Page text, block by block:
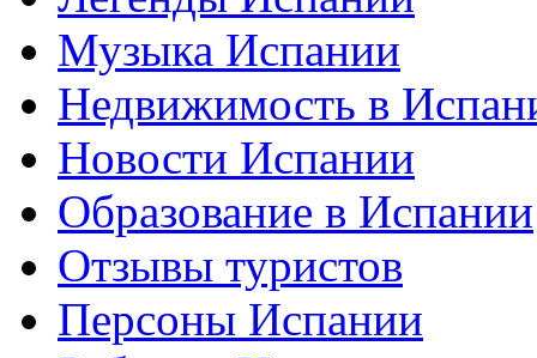
Музыка Испании
Недвижимость в
Новости Испании
Образование в Испании
Отзывы туристов
Персоны Испании